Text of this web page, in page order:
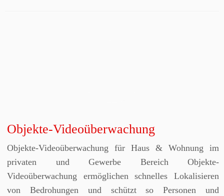
Objekte-Videoüberwachung
Objekte-Videoüberwachung für Haus & Wohnung im
privaten und Gewerbe Bereich Objekte-
Videoüberwachung ermöglichen schnelles Lokalisieren
von Bedrohungen und schützt so Personen und